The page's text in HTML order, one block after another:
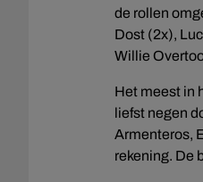
de rollen
Dost (2x),
Willie
Het meest in
liefst negen
Armenteros,
rekening. De